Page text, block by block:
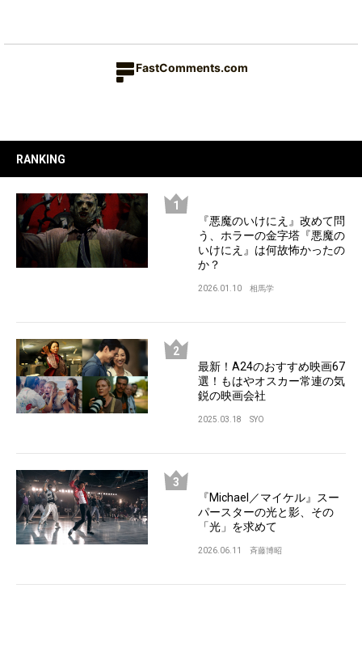
FastComments.com
RANKING
『悪魔のいけにえ』改めて問
う、ホラーの金字塔『悪魔の
いけにえ』は何故怖かったの
か？
2026.01.10 相馬学
最新！A24のおすすめ映画67
選！もはやオスカー常連の気
鋭の映画会社
2025.03.18 SYO
『Michael／マイケル』スー
パースターの光と影、その
「光」を求めて
2026.06.11 斉藤博昭